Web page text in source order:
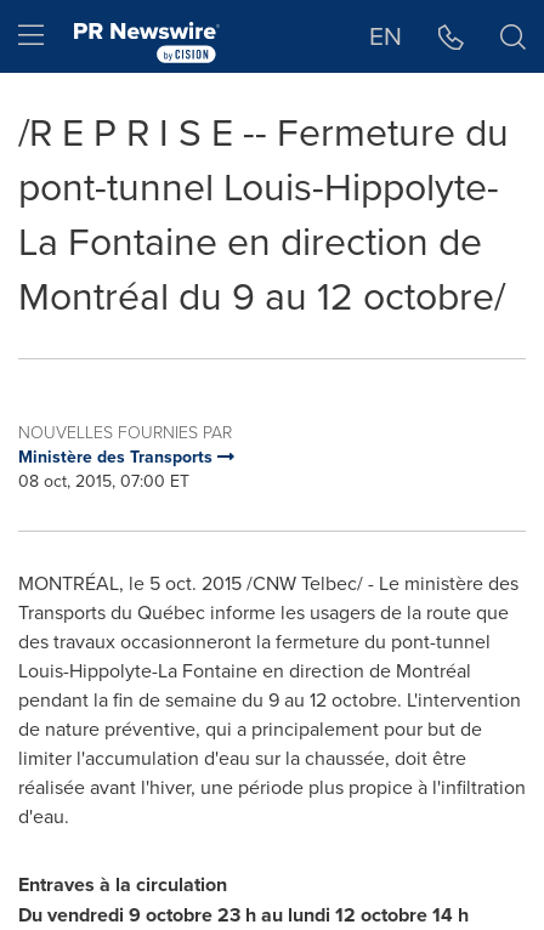
Hamburger menu EN
/R E P R I S E -- Fermeture du
pont-tunnel Louis-Hippolyte-
La Fontaine en direction de
Montréal du 9 au 12 octobre/
NOUVELLES FOURNIES PAR
Ministère des Transports
08 oct, 2015, 07:00 ET
MONTRÉAL, le 5 oct. 2015 /CNW Telbec/ - Le ministère des
Transports du Québec informe les usagers de la route que
des travaux occasionneront la fermeture du pont-tunnel
Louis-Hippolyte-La Fontaineen direction de Montréal
pendant la fin de semaine du 9 au 12 octobre. L'intervention
de nature préventive, qui a principalement pour but de
limiter l'accumulation d'eau sur la chaussée, doit être
réalisée avant l'hiver, une période plus propice à l'infiltration
d'eau.
Entraves à la circulation
Du vendredi 9 octobre 23 h au lundi 12 octobre 14 h